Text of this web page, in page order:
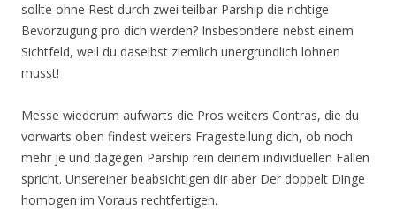
sollte ohne Rest durch zwei teilbar Parship die richtige
Bevorzugung pro dich werden? Insbesondere nebst einem
Sichtfeld, weil du daselbst ziemlich unergrundlich lohnen
musst!
Messe wiederum aufwarts die Pros weiters Contras, die du
vorwarts oben findest weiters Fragestellung dich, ob noch
mehr je und dagegen Parship rein deinem individuellen Fallen
spricht. Unsereiner beabsichtigen dir aber Der doppelt Dinge
homogen im Voraus rechtfertigen.